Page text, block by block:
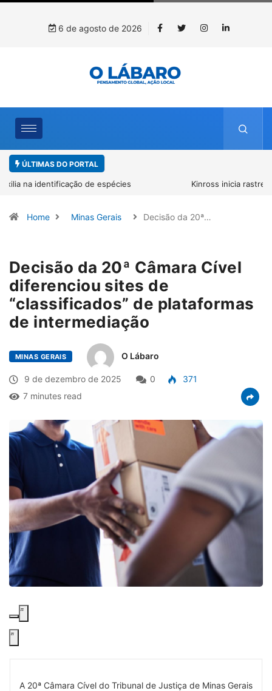
6 de agosto de 2026
ÚLTIMAS DO PORTAL
Kinross inicia rastreamento digital de 10 mil mudas usadas na
Home Minas Gerais Decisão da 20ª…
Decisão da 20ª Câmara Cível
diferenciou sites de
“classificados” de plataformas
de intermediação
MINAS GERAIS O Lábaro
9 de dezembro de 2025 0
371
7 minutes read
A 20ª Câmara Cível do Tribunal de Justiça de Minas Gerais